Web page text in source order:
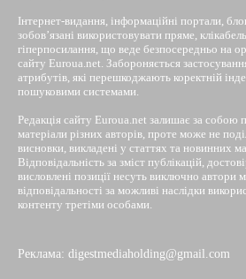
Інтернет-видання, інформаційні портали,
зобов’язані використовувати пряме,
гіперпосилання, що веде безпосередньо на
сайту Euroua.net. Забороняється
атрибутів, які перешкоджають коректній
пошуковими системами.
Редакція сайту Euroua.net залишає за собою
матеріали різних авторів, проте може не
висновки, викладені у статтях та новинних
Відповідальність за зміст публікацій,
висловлені позиції несуть виключно автори
відповідальності за можливі наслідки
контенту третіми особами.
Реклама: digestmediaholding@gmail.com